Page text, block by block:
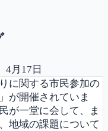
4月17日
に関する市民参加の
が開催されていま
が一堂に会して、ま
地域の課題について